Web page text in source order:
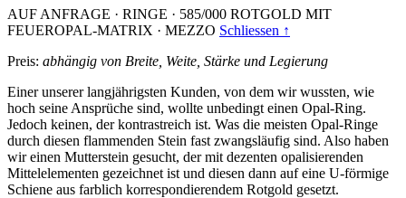
AUF ANFRAGE · RINGE · 585/000 ROTGOLD MIT
FEUEROPAL-MATRIX · MEZZO Schliessen ↑
Preis: abhängig von Breite, Weite, Stärke und Legierung
Einer unserer langjährigsten Kunden, von dem wir wussten, wie
hoch seine Ansprüche sind, wollte unbedingt einen Opal-Ring.
Jedoch keinen, der kontrastreich ist. Was die meisten Opal-Ringe
durch diesen flammenden Stein fast zwangsläufig sind. Also haben
wir einen Mutterstein gesucht, der mit dezenten opalisierenden
Mittelelementen gezeichnet ist und diesen dann auf eine U-förmige
Schiene aus farblich korrespondierendem Rotgold gesetzt.